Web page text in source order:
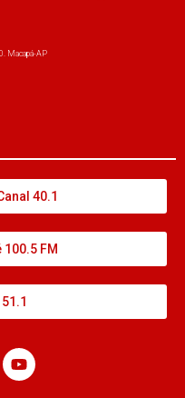
Macapá-AP
40.1
FM